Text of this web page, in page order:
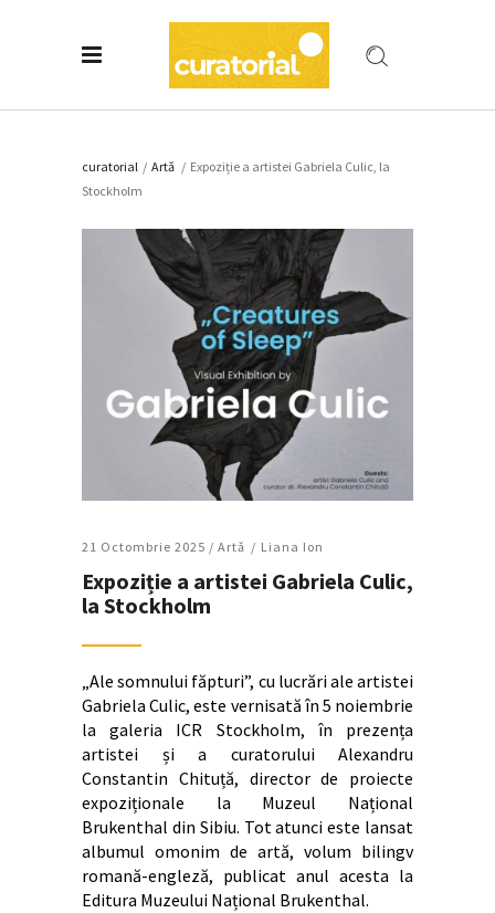
curatorial / Artǎ / Expoziție a artistei Gabriela Culic, la
Stockholm
21 Octombrie 2025 / Artǎ Liana Ion
Expoziție a artistei Gabriela Culic,
la Stockholm
„Ale somnului făpturi”, cu lucrări ale artistei
Gabriela Culic, este vernisată în 5 noiembrie
la galeria ICR Stockholm, în prezența
artistei și a curatorului Alexandru
Constantin Chituță, director de proiecte
expoziționale la Muzeul Național
Brukenthal din Sibiu. Tot atunci este lansat
albumul omonim de artă, volum bilingv
romană-engleză, publicat anul acesta la
Editura Muzeului Național Brukenthal.